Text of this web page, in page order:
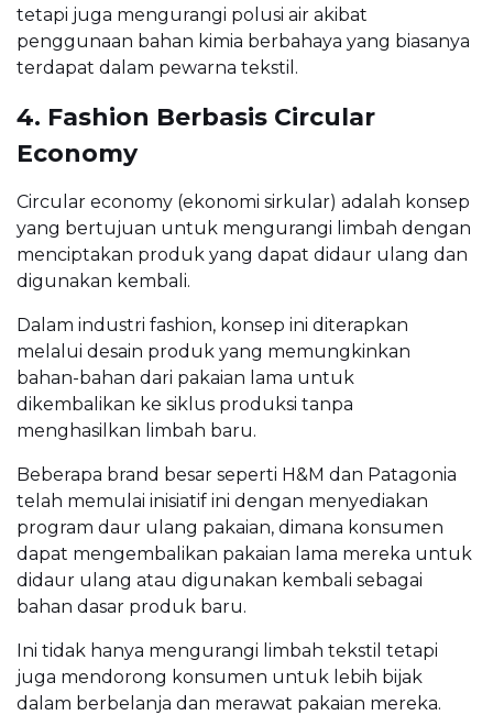
tetapi juga mengurangi polusi air akibat
penggunaan bahan kimia berbahaya yang biasanya
terdapat dalam pewarna tekstil.
4. Fashion Berbasis Circular
Economy
Circular economy (ekonomi sirkular) adalah konsep
yang bertujuan untuk mengurangi limbah dengan
menciptakan produk yang dapat didaur ulang dan
digunakan kembali.
Dalam industri fashion, konsep ini diterapkan
melalui desain produk yang memungkinkan
bahan-bahan dari pakaian lama untuk
dikembalikan ke siklus produksi tanpa
menghasilkan limbah baru.
Beberapa brand besar seperti H&M dan Patagonia
telah memulai inisiatif ini dengan menyediakan
program daur ulang pakaian, dimana konsumen
dapat mengembalikan pakaian lama mereka untuk
didaur ulang atau digunakan kembali sebagai
bahan dasar produk baru.
Ini tidak hanya mengurangi limbah tekstil tetapi
juga mendorong konsumen untuk lebih bijak
dalam berbelanja dan merawat pakaian mereka.